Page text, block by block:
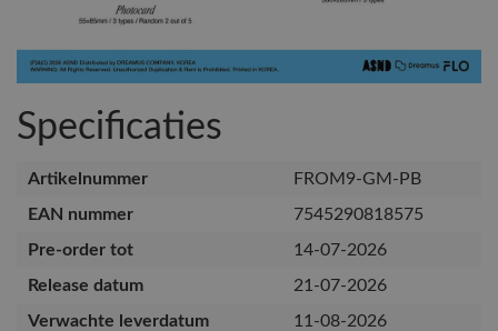
Specificaties
Artikelnummer
FROM9-GM-PB
EAN nummer
7545290818575
Pre-order tot
14-07-2026
Release datum
21-07-2026
Verwachte leverdatum
11-08-2026